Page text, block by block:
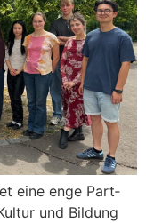
eine enge Part­
und Bil­dung